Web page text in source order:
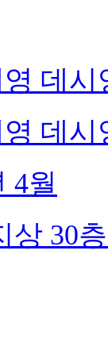
데시
데시
4월
상 30